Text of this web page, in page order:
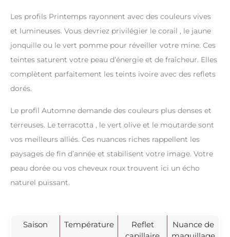
Les profils Printemps rayonnent avec des couleurs vives
et lumineuses. Vous devriez privilégier le corail , le jaune
jonquille ou le vert pomme pour réveiller votre mine. Ces
teintes saturent votre peau d’énergie et de fraîcheur. Elles
complètent parfaitement les teints ivoire avec des reflets
dorés.
Le profil Automne demande des couleurs plus denses et
terreuses. Le terracotta , le vert olive et le moutarde sont
vos meilleurs alliés. Ces nuances riches rappellent les
paysages de fin d’année et stabilisent votre image. Votre
peau dorée ou vos cheveux roux trouvent ici un écho
naturel puissant.
Saison Température
Reflet
Nuance de